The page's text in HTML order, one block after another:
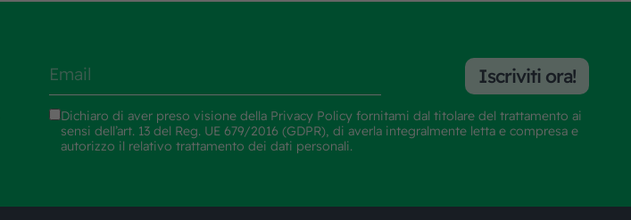
Dichiaro di aver preso visione della Privacy Policy fornitami dal titolare del trattamento ai
sensi dell’art. 13 del Reg. UE 679/2016 (GDPR), di averla integralmente letta e compresa e
autorizzo il relativo trattamento dei dati personali.
Iscriviti ora!